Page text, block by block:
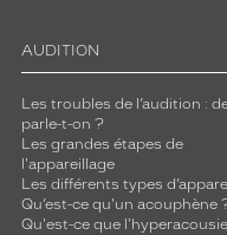
AUDITION
Les troubles de l’audition :
parle-t-on ?
Les grandes étapes de
l'appareillage
Les différents types
Qu’est-ce qu'un acouphène
Qu'est-ce que